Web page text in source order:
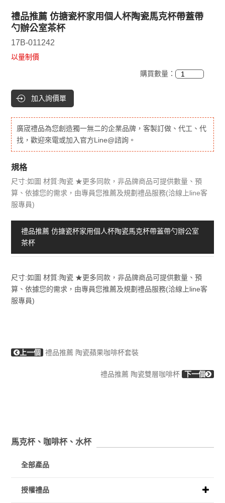
禮品推薦 仿搪瓷杯家用個人杯陶瓷馬克杯帶蓋帶
勺辦公室茶杯
17B-011242
以量制價
購買數量：
加入詢價單
廣宬禮品為您創造獨一無二的企業品牌，客製訂做、代工、代
找，歡迎來電或加入官方Line@諮詢。
規格
尺寸:如圖 材質:陶瓷 ★更多同款，非品牌商品可提供數量、預
算、依據您的需求，由專員您推薦及規劃禮品服務(洽線上line客
服專員)
禮品推薦 仿搪瓷杯家用個人杯陶瓷馬克杯帶蓋帶勺辦公室
茶杯
尺寸:如圖 材質:陶瓷 ★更多同款，非品牌商品可提供數量、預
算、依據您的需求，由專員您推薦及規劃禮品服務(洽線上line客
服專員)
上一個 禮品推薦 陶瓷蘋果咖啡杯套裝
禮品推薦 陶瓷雙層咖啡杯 下一個
馬克杯、咖啡杯、水杯
全部產品
授權禮品